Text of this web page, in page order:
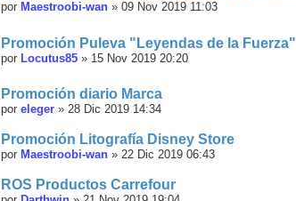
por Maestroobi-wan » 09 Nov 2019 11:03
Promoción Puleva "Leyendas de la Fuerza"
por Locutus85 » 15 Nov 2019 20:20
Promoción diario Marca
por eleger » 28 Dic 2019 14:34
Promoción Litografía Disney Store
por Maestroobi-wan » 22 Dic 2019 06:43
ROS Productos Carrefour